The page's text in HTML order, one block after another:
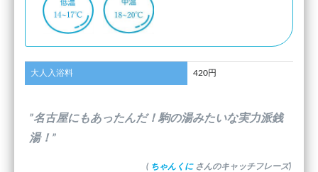
大人入浴料 420円
”名古屋にもあったんだ！駒の湯みたいな実力派銭
湯！”
( ちゃんくに さんのキャッチフレーズ)